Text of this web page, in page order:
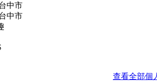
中市
中市
查看全部個